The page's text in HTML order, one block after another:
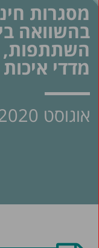
מסגרות
בהשוואה
השתתפות,
מדדי
אוגוסט 2020